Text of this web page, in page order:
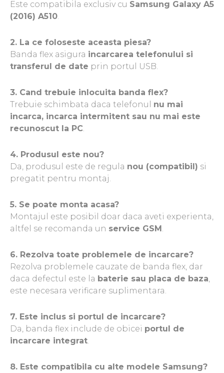
Allview
Blackberry
Google
HTC
Iphone
MEIZU
Motorola
Nokia
Philips
Touchscreen Huawei
Touchscreen Lenovo
Touchscreen Samsung
Vonino
Wiko
ZTE
Este compatibila exclusiv cu Samsung Galaxy A5
(2016) A510.
2. La ce foloseste aceasta piesa?
Banda flex asigura incarcarea telefonului si
transferul de date prin portul USB.
3. Cand trebuie inlocuita banda flex?
Trebuie schimbata daca telefonul nu mai
incarca, incarca intermitent sau nu mai este
recunoscut la PC.
4. Produsul este nou?
Da, produsul este de regula nou (compatibil) si
pregatit pentru montaj.
5. Se poate monta acasa?
Montajul este posibil doar daca aveti experienta,
altfel se recomanda un service GSM.
6. Rezolva toate problemele de incarcare?
Rezolva problemele cauzate de banda flex, dar
daca defectul este la baterie sau placa de baza,
este necesara verificare suplimentara.
7. Este inclus si portul de incarcare?
Da, banda flex include de obicei portul de
incarcare integrat.
8. Este compatibila cu alte modele Samsung?